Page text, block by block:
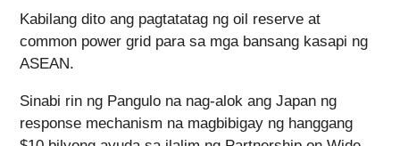
Kabilang dito ang pagtatatag ng oil reserve at
common power grid para sa mga bansang kasapi ng
ASEAN.
Sinabi rin ng Pangulo na nag-alok ang Japan ng
response mechanism na magbibigay ng hanggang